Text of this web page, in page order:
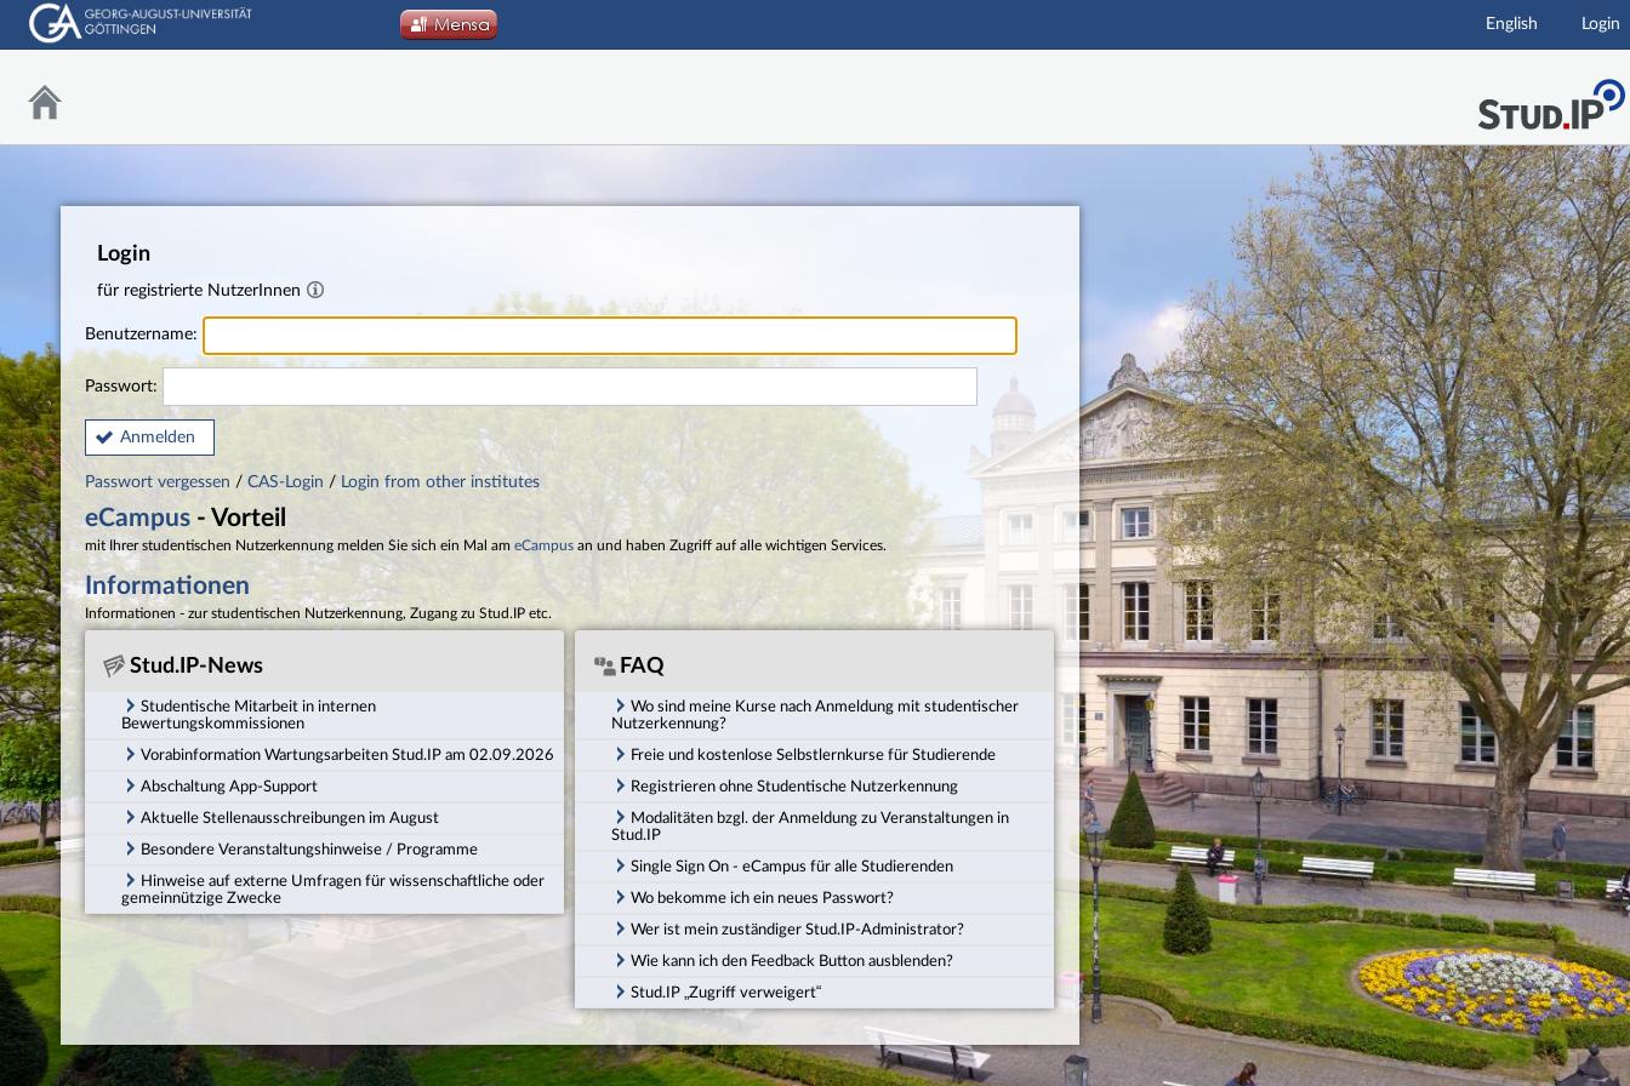
Hauptnavigation
English Login
Login
für registrierte NutzerInnen
Benutzername:
Passwort:
Anmelden
Passwort vergessen / CAS-Login / Login from other institutes
eCampus - Vorteil
mit Ihrer studentischen Nutzerkennung melden Sie sich ein Mal am eCampus an und haben Zugriff auf alle wichtigen Services.
Informationen
Informationen - zur studentischen Nutzerkennung, Zugang zu Stud.IP etc.
Stud.IP-News
Studentische Mitarbeit in internen
Bewertungskommissionen
Vorabinformation Wartungsarbeiten Stud.IP am 02.09.2026
Abschaltung App-Support
Aktuelle Stellenausschreibungen im August
Besondere Veranstaltungshinweise / Programme
Hinweise auf externe Umfragen für wissenschaftliche oder
gemeinnützige Zwecke
FAQ
Wo sind meine Kurse nach Anmeldung mit studentischer
Nutzerkennung?
Freie und kostenlose Selbstlernkurse für Studierende
Registrieren ohne Studentische Nutzerkennung
Modalitäten bzgl. der Anmeldung zu Veranstaltungen in
Stud.IP
Single Sign On - eCampus für alle Studierenden
Wo bekomme ich ein neues Passwort?
Wer ist mein zuständiger Stud.IP-Administrator?
Wie kann ich den Feedback Button ausblenden?
Stud.IP „Zugriff verweigert“